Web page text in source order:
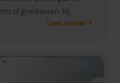
of groeikansen. Bij
dat gevoel te
je staat en welke kansen je
Lees verder